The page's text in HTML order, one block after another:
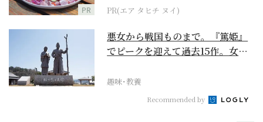
PR PR(エア タヒチ ヌイ)
悪女から戦国ものまで。『篤姫』
でピークを迎えて過去15作。女性
趣味･教養
Recommended by